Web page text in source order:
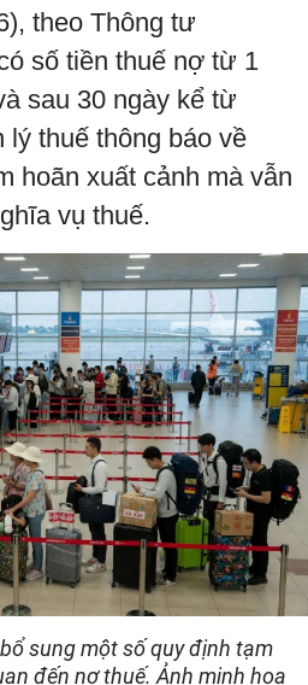
theo Thông tư
số tiền thuế nợ từ 1
sau 30 ngày kể từ
lý thuế thông báo về
hoãn xuất cảnh mà vẫn
vụ thuế.
sung một số quy định tạm
đến nợ thuế. Ảnh minh hoạ